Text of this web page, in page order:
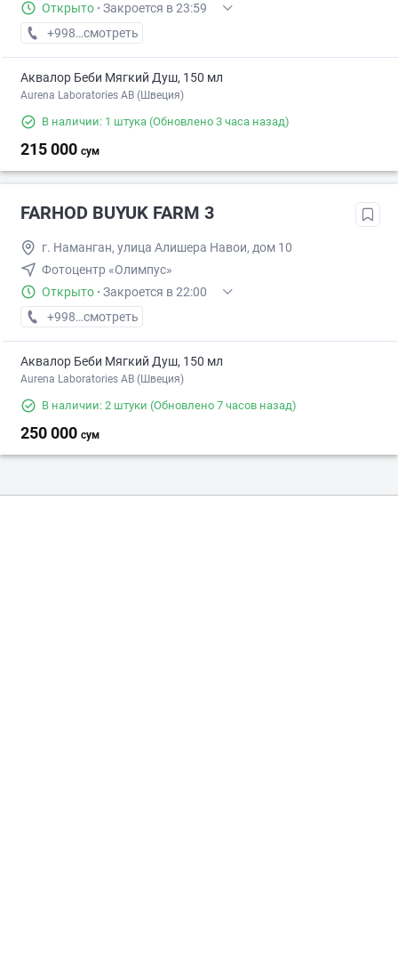
Открыто · Закроется в 23:59
+998 (91) XXX-XX-XX
смотреть
Аквалор Беби Мягкий Душ, 150 мл
Aurena Laboratories AB (Швеция)
В наличии: 1 штука (Обновлено 3 часа назад)
215 000 сум
FARHOD BUYUK FARM 3
г. Наманган, улица Алишера Навои, дом 10
Фотoцентр «Олимпус»
Открыто · Закроется в 22:00
+998 (99) XXX-XX-XX
смотреть
Аквалор Беби Мягкий Душ, 150 мл
Aurena Laboratories AB (Швеция)
В наличии: 2 штуки (Обновлено 7 часов назад)
250 000 сум